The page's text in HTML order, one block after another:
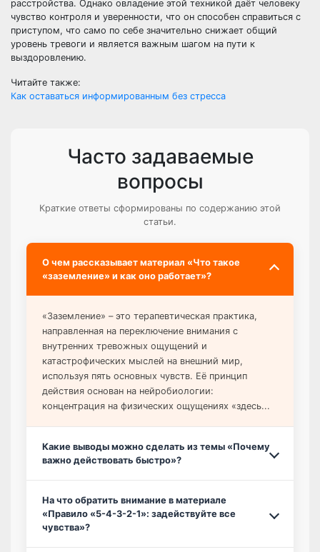
расстройства. Однако овладение этой техникой даёт человеку
чувство контроля и уверенности, что он способен справиться с
приступом, что само по себе значительно снижает общий
уровень тревоги и является важным шагом на пути к
выздоровлению.
Читайте также:
Как оставаться информированным без стресса
Часто задаваемые
вопросы
Краткие ответы сформированы по содержанию этой
статьи.
О чем рассказывает материал «Что такое
«заземление» и как оно работает»?
«Заземление» – это терапевтическая практика,
направленная на переключение внимания с
внутренних тревожных ощущений и
катастрофических мыслей на внешний мир,
используя пять основных чувств. Её принцип
действия основан на нейробиологии:
концентрация на физических ощущениях «здесь...
Какие выводы можно сделать из темы «Почему
важно действовать быстро»?
На что обратить внимание в материале
«Правило «5-4-3-2-1»: задействуйте все
чувства»?